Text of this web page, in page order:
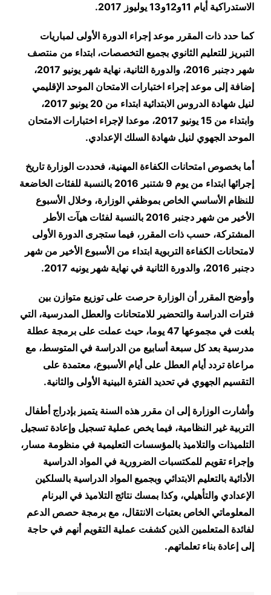
الاستدراكية أيام 11و12و13 يوليوز 2017
.
كما حدد ذات المقرر موعد إجراء الدورة الأولى لمباريات
التبريز للتعليم الثانوي بجميع التخصصات، ابتداء من منتصف
شهر دجنبر 2016، والدورة الثانية، نهاية شهر يونيو 2017،
إضافة إلى موعد إجراء اختبارات الامتحان الموحد الإقليمي
لنيل شهادة الدروس الابتدائية ابتداء من 20 يونيو 2017،
وابتداء من 15 يونيو 2017، موعدا لإجراء اختبارات الامتحان
الموحد الجهوي لنيل شهادة السلك الإعدادي.
أما بخصوص امتحانات الكفاءة المهنية، فحددت الوزارة تاريخ
إجرائها ابتداء من يوم 9 شتنبر 2016 بالنسبة للفئات الخاضعة
للنظام الأساسي الخاص بموظفي الوزارة، وخلال الأسبوع
الأخير من شهر دجنبر 2016 بالنسبة لفئات هيآت الأطر
المشتركة، حسب ذات المقرر، فيما ستجرى الدورة الأولى
لامتحانات الكفاءة التربوية ابتداء من الأسبوع الأخير من شهر
دجنبر 2016، والدورة الثانية في نهاية شهر يونيه 2017
.
وأوضح المقرر أن الوزارة حرصت على توزيع متوازن بين
فترات الدراسة والتحضير للامتحانات والعطل المدرسية، التي
بلغت في مجموعها 47 يوما، حيث عملت على برمجة عطلة
مدرسية بعد كل سبعة أسابيع من الدراسة في المتوسط، مع
مراعاة تردد أيام العطل على أيام الأسبوع، معتمدة على
التقسيم الجهوي في تحديد الفترة البينية الأولى والثانية.
وأشارت الوزارة إلى ان مقرر هذه السنة يتميز بإدراج أطفال
التربية غير النظامية، فيما يخص عملية تسجيل وإعادة تسجيل
التلميذات والتلاميذ بالمؤسسات التعليمية في منظومة مسار،
وإجراء تقويم للمكتسبات الضرورية في المواد الدراسية
الأدائية بالتعليم الابتدائي وبجميع المواد الدراسية بالسلكين
الإعدادي والتأهيلي، وكذا بمسك نتائج التلاميذ في البرنام
المعلوماتي الخاص بعتبات الانتقال، مع برمجة حصص الدعم
لفائدة المتعلمين الذين كشفت عملية التقويم أنهم في حاجة
إلى إعادة بناء تعلماتهم.